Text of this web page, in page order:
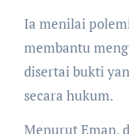
Ia menilai
membantu
disertai bukti
secara hukum.
Menurut Eman,